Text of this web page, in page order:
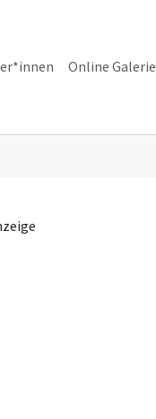
"Die Galerie"Online Galerie